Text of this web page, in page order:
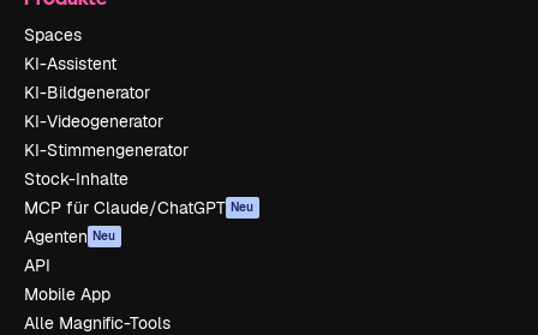
Spaces
KI-Assistent
KI-Bildgenerator
KI-Videogenerator
KI-Stimmengenerator
Stock-Inhalte
MCP für Claude/ChatGPT Neu
Agenten Neu
API
Mobile App
Alle Magnific-Tools